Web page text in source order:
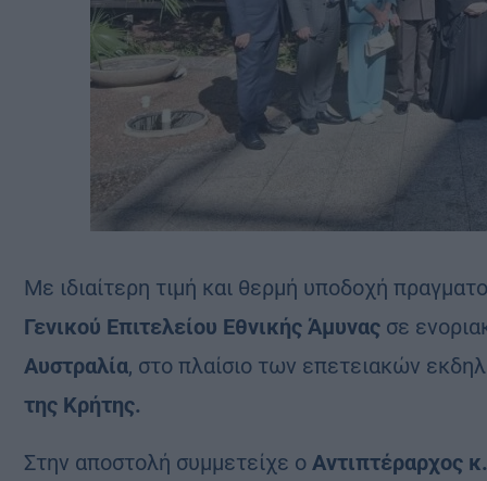
Με ιδιαίτερη τιμή και θερμή υποδοχή
Γενικού Επιτελείου Εθνικής Άμυνας σε
Αυστραλία, στο πλαίσιο των επετειακών
της Κρήτης.
Στην αποστολή συμμετείχε ο Αντιπτέραρχος